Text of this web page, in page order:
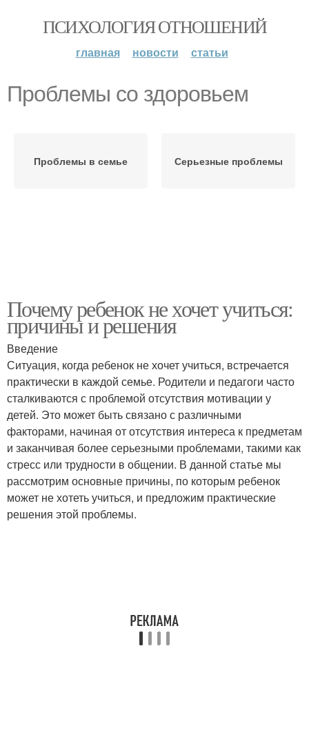
ПСИХОЛОГИЯ ОТНОШЕНИЙ
главная новости статьи
Проблемы со здоровьем
Проблемы в семье Серьезные проблемы
Почему ребенок не хочет учиться:
причины и решения
Введение
Ситуация, когда ребенок не хочет учиться, встречается
практически в каждой семье. Родители и педагоги часто
сталкиваются с проблемой отсутствия мотивации у
детей. Это может быть связано с различными
факторами, начиная от отсутствия интереса к предметам
и заканчивая более серьезными проблемами, такими как
стресс или трудности в общении. В данной статье мы
рассмотрим основные причины, по которым ребенок
может не хотеть учиться, и предложим практические
решения этой проблемы.